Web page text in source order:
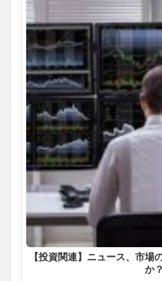
【投資関連】ニュース、市場
か？